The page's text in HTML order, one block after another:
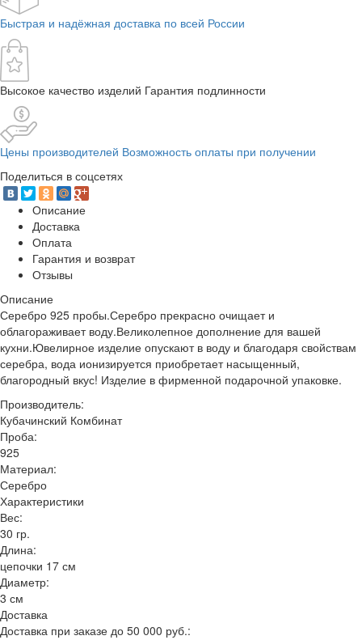
Быстрая и надёжная доставка по всей России
Высокое качество изделий Гарантия подлинности
Цены производителей Возможность оплаты при получении
Поделиться в соцсетях
Описание
Доставка
Оплата
Гарантия и возврат
Отзывы
Описание
Серебро 925 пробы.Серебро прекрасно очищает и
облагораживает воду.Великолепное дополнение для вашей
кухни.Ювелирное изделие опускают в воду и благодаря свойствам
серебра, вода ионизируется приобретает насыщенный,
благородный вкус! Изделие в фирменной подарочной упаковке.
Производитель:
Кубачинский Комбинат
Проба:
925
Материал:
Серебро
Характеристики
Вес:
30 гр.
Длина:
цепочки 17 см
Диаметр:
3 см
Доставка
Доставка при заказе до 50 000 руб.: